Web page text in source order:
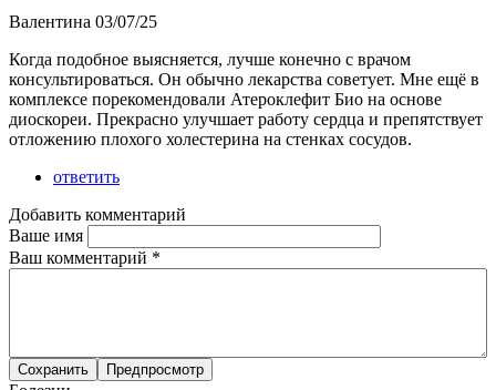
Валентина 03/07/25
Когда подобное выясняется, лучше конечно с врачом
консультироваться. Он обычно лекарства советует. Мне ещё в
комплексе порекомендовали Атероклефит Био на основе
диоскореи. Прекрасно улучшает работу сердца и препятствует
отложению плохого холестерина на стенках сосудов.
ответить
Добавить комментарий
Ваше имя
Ваш комментарий *